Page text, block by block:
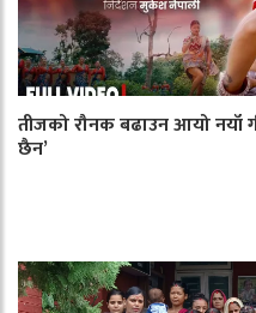
तीजको रौनक बढाउन आयो नयाँ
छैन’